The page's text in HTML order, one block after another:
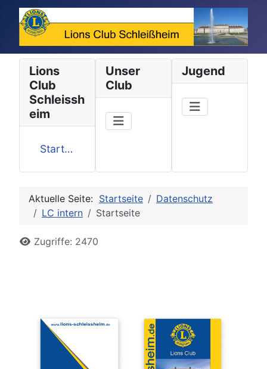
Lions
Club
Schleissh
eim
Startseite
Unser
Club
Jugend
Aktuelle Seite: Startseite
Datenschutz
LC intern
Startseite
DetailsZugriffe: 2470